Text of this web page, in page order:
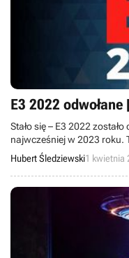
E3 2022
Stało się – E3 2022
najwcześniej w 2023 roku.
natomiast Summer Game
Hubert Śledziewski1 kwietnia